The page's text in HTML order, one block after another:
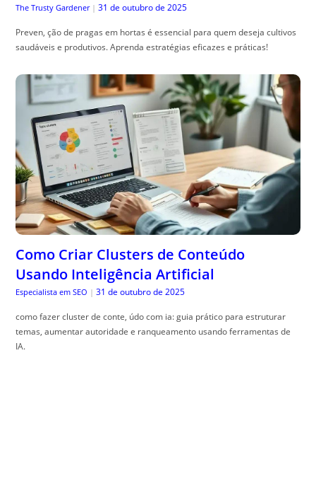
The Trusty Gardener | 31 de outubro de 2025
Preven, ção de pragas em hortas é essencial para quem deseja cultivos
saudáveis e produtivos. Aprenda estratégias eficazes e práticas!
Como Criar Clusters de Conteúdo
Usando Inteligência Artificial
Especialista em SEO | 31 de outubro de 2025
como fazer cluster de conte, údo com ia: guia prático para estruturar
temas, aumentar autoridade e ranqueamento usando ferramentas de
IA.